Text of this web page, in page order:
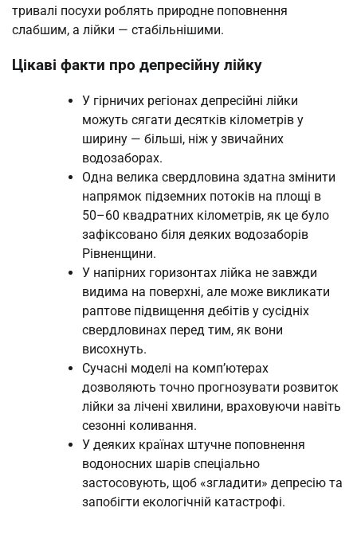
тривалі посухи роблять природне поповнення
слабшим, а лійки — стабільнішими.
Цікаві факти про депресійну лійку
У гірничих регіонах депресійні лійки
можуть сягати десятків кілометрів у
ширину — більші, ніж у звичайних
водозаборах.
Одна велика свердловина здатна змінити
напрямок підземних потоків на площі в
50–60 квадратних кілометрів, як це було
зафіксовано біля деяких водозаборів
Рівненщини.
У напірних горизонтах лійка не завжди
видима на поверхні, але може викликати
раптове підвищення дебітів у сусідніх
свердловинах перед тим, як вони
висохнуть.
Сучасні моделі на комп’ютерах
дозволяють точно прогнозувати розвиток
лійки за лічені хвилини, враховуючи навіть
сезонні коливання.
У деяких країнах штучне поповнення
водоносних шарів спеціально
застосовують, щоб «згладити» депресію та
запобігти екологічній катастрофі.